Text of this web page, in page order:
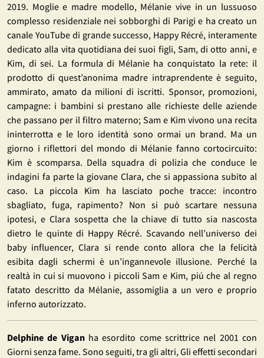
2019. Moglie e madre modello, Mélanie vive in un lussuoso
complesso residenziale nei sobborghi di Parigi e ha creato un
canale YouTube di grande successo, Happy Récré, interamente
dedicato alla vita quotidiana dei suoi figli, Sam, di otto anni, e
Kim, di sei. La formula di Mélanie ha conquistato la rete: il
prodotto di quest’anonima madre intraprendente è seguito,
ammirato, amato da milioni di iscritti. Sponsor, promozioni,
campagne: i bambini si prestano alle richieste delle aziende
che passano per il filtro materno; Sam e Kim vivono una recita
ininterrotta e le loro identità sono ormai un brand. Ma un
giorno i riflettori del mondo di Mélanie fanno cortocircuito:
Kim è scomparsa. Della squadra di polizia che conduce le
indagini fa parte la giovane Clara, che si appassiona subito al
caso. La piccola Kim ha lasciato poche tracce: incontro
sbagliato, fuga, rapimento? Non si può scartare nessuna
ipotesi, e Clara sospetta che la chiave di tutto sia nascosta
dietro le quinte di Happy Récré. Scavando nell’universo dei
baby influencer, Clara si rende conto allora che la felicità
esibita dagli schermi è un’ingannevole illusione. Perché la
realtà in cui si muovono i piccoli Sam e Kim, piú che al regno
fatato descritto da Mélanie, assomiglia a un vero e proprio
inferno autorizzato.
Delphine de Viganha esordito come scrittrice nel 2001 con
Giorni senza fame. Sono seguiti, tra gli altri, Gli effetti secondari